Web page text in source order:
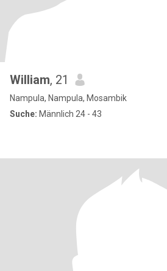
William, 21
Nampula, Nampula, Mosambik
Suche: Männlich 24 - 43